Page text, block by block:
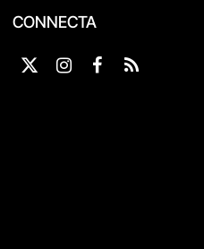
CONNECTA
X
Instagram
Facebook
RSS